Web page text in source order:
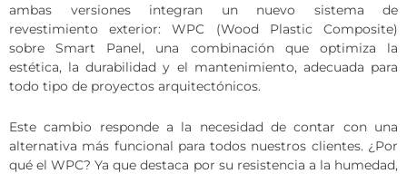
ambas versiones integran un nuevo sistema de
revestimiento exterior: WPC (Wood Plastic Composite)
sobre Smart Panel, una combinación que optimiza la
estética, la durabilidad y el mantenimiento, adecuada para
todo tipo de proyectos arquitectónicos.
Este cambio responde a la necesidad de contar con una
alternativa más funcional para todos nuestros clientes. ¿Por
qué el WPC? Ya que destaca por su resistencia a la humedad,